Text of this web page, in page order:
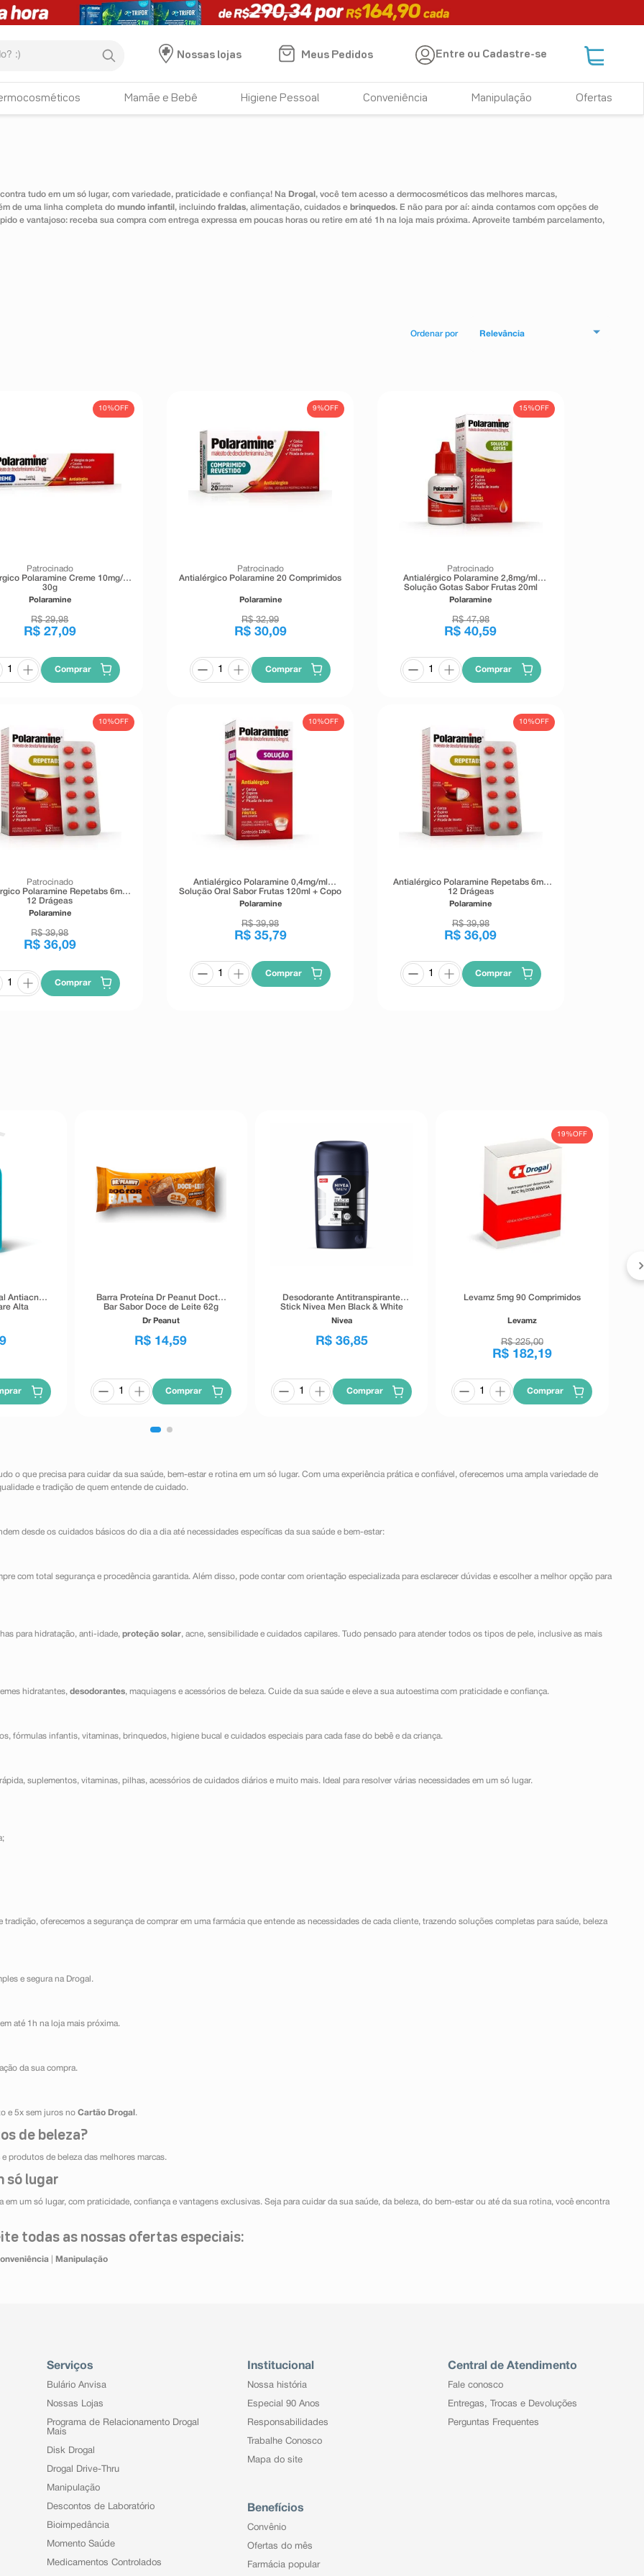
Nossas lojas
Meus Pedidos Entre ou Cadastre-se
Mamãe e Bebê Higiene Pessoal Conveniência Manipulação Ofertas
tudo em um só lugar, com variedade, praticidade e confiança! Na Drogal , você tem acesso a dermocosméticos das melhores marcas,
de uma linha completa do mundo infantil , incluindo fraldas, alimentação, cuidados e brinquedos. E não para por aí: ainda contamos com opções de
e vantajoso: receba sua compra com entrega expressa em poucas horas ou retire em até 1h na loja mais próxima. Aproveite também parcelamento,
Relevância
10%OFF
Patrocinado
Polaramine Creme 10mg/g
30g
Polaramine
R$ 29,98
R$ 27,09
Comprar
9%OFF
Patrocinado
Antialérgico Polaramine 20 Comprimidos
Polaramine
R$ 32,99
R$ 30,09
Comprar
15%OFF
Patrocinado
Antialérgico Polaramine 2,8mg/ml
Solução Gotas Sabor Frutas 20ml
Polaramine
R$ 47,98
R$ 40,59
Comprar
10%OFF
Patrocinado
Polaramine Repetabs 6mg
12 Drágeas
Polaramine
R$ 39,98
R$ 36,09
Comprar
10%OFF
Antialérgico Polaramine 0,4mg/ml
Solução Oral Sabor Frutas 120ml + Copo
Dosador
Polaramine
R$ 39,98
R$ 35,79
Comprar
10%OFF
Antialérgico Polaramine Repetabs 6mg
12 Drágeas
Polaramine
R$ 39,98
R$ 36,09
Comprar
Antiacne
Alta
Barra Proteína Dr Peanut Doctor
Bar Sabor Doce de Leite 62g
Dr Peanut
R$ 14,59
Comprar
Desodorante Antitranspirante
Stick Nivea Men Black & White
Invisible 72h 54g
Nivea
R$ 36,85
Comprar
19%OFF
Levamz 5mg 90 Comprimidos
Levamz
R$ 225,00
R$ 182,19
Comprar
o que precisa para cuidar da sua saúde, bem-estar e rotina em um só lugar. Com uma experiência prática e confiável, oferecemos uma ampla variedade de
e tradição de quem entende de cuidado.
desde os cuidados básicos do dia a dia até necessidades específicas da sua saúde e bem-estar:
com total segurança e procedência garantida. Além disso, pode contar com orientação especializada para esclarecer dúvidas e escolher a melhor opção para
para hidratação, anti-idade, proteção solar, acne, sensibilidade e cuidados capilares. Tudo pensado para atender todos os tipos de pele, inclusive as mais
hidratantes, desodorantes, maquiagens e acessórios de beleza. Cuide da sua saúde e eleve a sua autoestima com praticidade e confiança.
fórmulas infantis, vitaminas, brinquedos, higiene bucal e cuidados especiais para cada fase do bebê e da criança.
suplementos, vitaminas, pilhas, acessórios de cuidados diários e muito mais. Ideal para resolver várias necessidades em um só lugar.
oferecemos a segurança de comprar em uma farmácia que entende as necessidades de cada cliente, trazendo soluções completas para saúde, beleza
e segura na Drogal.
até 1h na loja mais próxima.
da sua compra.
e 5x sem juros no Cartão Drogal .
de beleza?
e produtos de beleza das melhores marcas.
só lugar
um só lugar, com praticidade, confiança e vantagens exclusivas. Seja para cuidar da sua saúde, da beleza, do bem-estar ou até da sua rotina, você encontra
todas as nossas ofertas especiais:
Manipulação
Serviços
Bulário Anvisa
Nossas Lojas
Programa de Relacionamento Drogal
Mais
Disk Drogal
Drogal Drive-Thru
Manipulação
Descontos de Laboratório
Bioimpedância
Momento Saúde
Medicamentos Controlados
Institucional
Nossa história
Especial 90 Anos
Responsabilidades
Trabalhe Conosco
Mapa do site
Benefícios
Convênio
Ofertas do mês
Farmácia popular
Central de Atendimento
Fale conosco
Entregas, Trocas e Devoluções
Perguntas Frequentes